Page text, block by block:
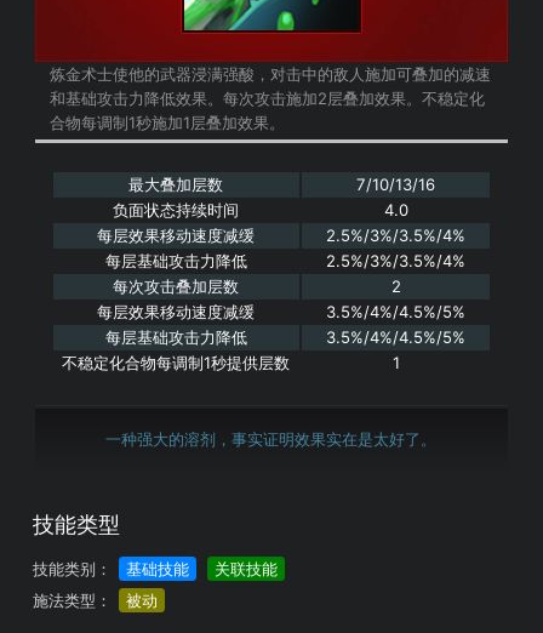
炼金术士使他的武器浸满强酸，对击中的敌人施加可叠加的减速
和基础攻击力降低效果。每次攻击施加2层叠加效果。不稳定化
合物每调制1秒施加1层叠加效果。
最大叠加层数
7/10/13/16
负面状态持续时间
4.0
每层效果移动速度减缓
2.5%/3%/3.5%/4%
每层基础攻击力降低
2.5%/3%/3.5%/4%
每次攻击叠加层数
2
每层效果移动速度减缓
3.5%/4%/4.5%/5%
每层基础攻击力降低
3.5%/4%/4.5%/5%
不稳定化合物每调制1秒提供层数
1
一种强大的溶剂，事实证明效果实在是太好了。
技能类型
技能类别： 基础技能
关联技能
施法类型：
被动